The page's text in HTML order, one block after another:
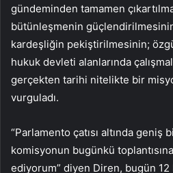
gündeminden tamamen
bütünleşmenin
kardeşliğin pekiştirilmesinin;
hukuk devleti alanlarında
gerçekten tarihi nitelikte bir
vurguladı.
“Parlamento çatısı altında geniş
komisyonun bugünkü
ediyorum” diyen Diren, bugün